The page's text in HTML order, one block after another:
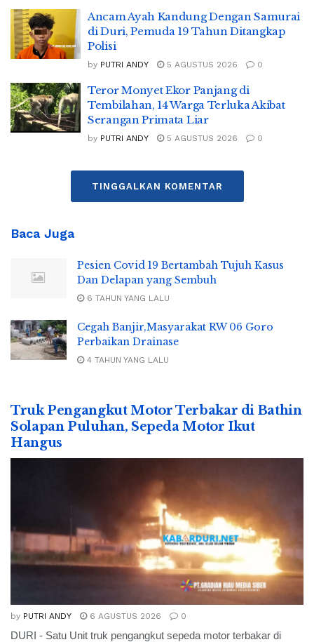
Ancam Ayah Kandung Dengan Samurai
di Duri, Pemuda 19 Tahun Ditangkap
Polisi
by PUTRI ANDY 5 AGUSTUS 2026 0
Teror Monyet Ekor Panjang di
Tembilahan, 14 Warga Terluka Akibat
Serangan Primata Liar
by PUTRI ANDY 5 AGUSTUS 2026 0
TINGGALKAN KOMENTAR
Baca Juga
Pesien Covid 19 Bertambah Tujuh Kasus
Dan Delapan yang Sembuh
6 TAHUN YANG LALU
Cegah Banjir,Masyarakat RW 06 Goro
Perbaikan Drainase
4 TAHUN YANG LALU
Truk Pengangkut Motor Terbakar di Bathin
Solapan Puluhan, Sepeda Motor Ikut
Hangus
by PUTRI ANDY 6 AGUSTUS 2026 0
DURI - Satu Unit truk pengangkut sepeda motor terbakar di